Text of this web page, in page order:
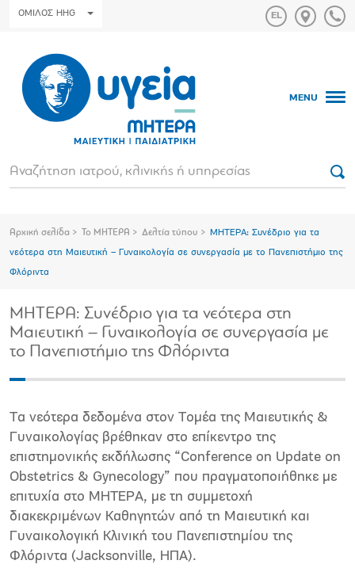
ΟΜΙΛΟΣ HHG
MENU
Αρχική σελίδα Το ΜΗΤΕΡΑ Δελτία τύπου ΜΗΤΕΡΑ: Συνέδριο για τα
νεότερα στη Μαιευτική – Γυναικολογία σε συνεργασία με το Πανεπιστήμιο της
Φλόριντα
ΜΗΤΕΡΑ: Συνέδριο για τα νεότερα στη
Μαιευτική – Γυναικολογία σε συνεργασία με
το Πανεπιστήμιο της Φλόριντα
Τα νεότερα δεδομένα στον Τομέα της Μαιευτικής &
Γυναικολογίας βρέθηκαν στο επίκεντρο της
επιστημονικής εκδήλωσης “Conference on Update on
Obstetrics & Gynecology” που πραγματοποιήθηκε με
επιτυχία στο ΜΗΤΕΡΑ, με τη συμμετοχή
διακεκριμένων Καθηγητών από τη Μαιευτική και
Γυναικολογική Κλινική του Πανεπιστημίου της
Φλόριντα (Jacksonville, ΗΠΑ).